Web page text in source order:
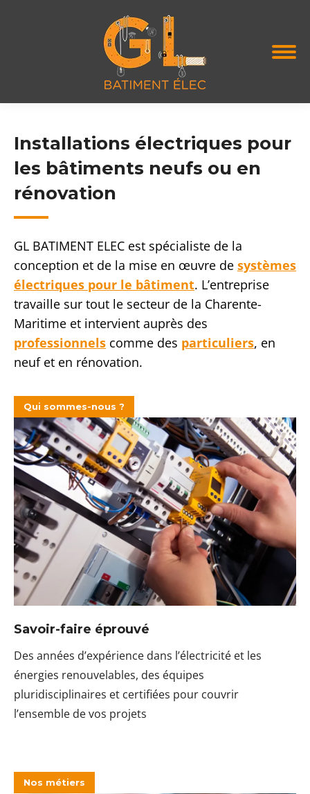
Installations électriques pour
les bâtiments neufs ou en
rénovation
GL BATIMENT ELEC est spécialiste de la
conception et de la mise en œuvre de systèmes
électriques pour le bâtiment. L’entreprise
travaille sur tout le secteur de la Charente-
Maritime et intervient auprès des
professionnels comme des particuliers, en
neuf et en rénovation.
Qui sommes-nous ?
Savoir-faire éprouvé
Des années d’expérience dans l’électricité et les
énergies renouvelables, des équipes
pluridisciplinaires et certifiées pour couvrir
l’ensemble de vos projets
Nos métiers